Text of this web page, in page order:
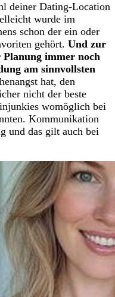
deiner Dating-Location
wurde im
schon der ein oder
gehört. Und zur
immer noch
am sinnvollsten
hat, den
nicht der beste
womöglich bei
Kommunikation
und das gilt auch bei